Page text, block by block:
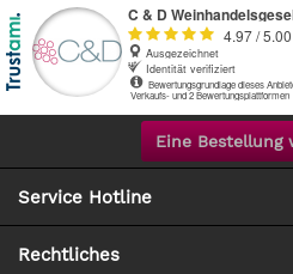
Eine Bestellung
Service Hotline
Rechtliches